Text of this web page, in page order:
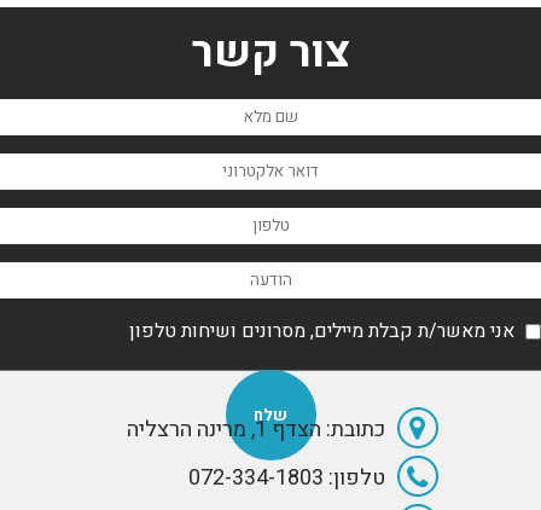
צור קשר
אני מאשר/ת קבלת מיילים, מסרונים ושיחות טלפון
כתובת: הצדף 1, מרינה הרצליה
טלפון: 072-334-1803